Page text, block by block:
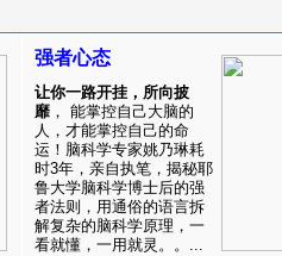
强者心态
让你一路开挂，所向披
靡 ， 能掌控自己大脑的
人，才能掌控自己的命
运！脑科学专家姚乃琳耗
时3年，亲自执笔，揭秘耶
鲁大学脑科学博士后的强
者法则，用通俗的语言拆
解复杂的脑科学原理，一
看就懂，一用就灵。。...